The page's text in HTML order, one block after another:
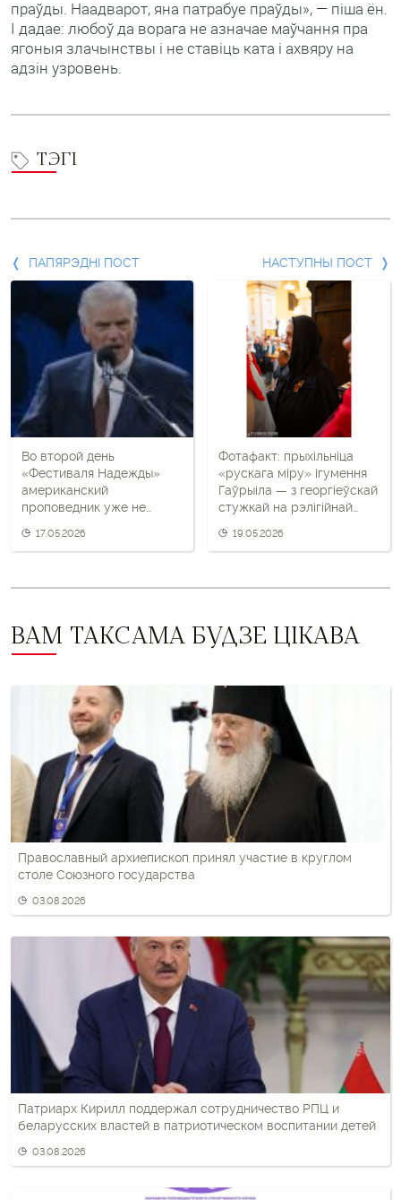
праўды. Наадварот, яна патрабуе праўды», — піша ён.
І дадае: любоў да ворага не азначае маўчання пра
ягоныя злачынствы і не ставіць ката і ахвяру на
адзін узровень.
ТЭГІ
Папярэдні
пост
наступны
пост
ПАПЯРЭДНІ ПОСТ
Во второй день
«Фестиваля Надежды»
американский
проповедник уже не
17.05.2026
НАСТУПНЫ ПОСТ
Фотафакт: прыхільніца
«рускага міру» ігумення
Гаўрыіла — з георгіеўскай
стужкай на рэлігійнай
19.05.2026
ВАМ ТАКСАМА БУДЗЕ ЦІКАВА
Православный архиепископ принял участие в круглом
столе Союзного государства
03.08.2026
Патриарх Кирилл поддержал сотрудничество РПЦ и
беларусских властей в патриотическом воспитании детей
03.08.2026